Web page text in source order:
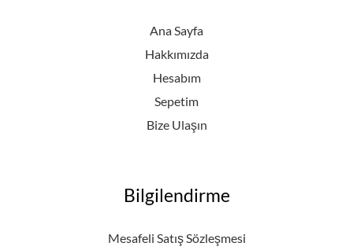
Ana Sayfa
Hakkımızda
Hesabım
Sepetim
Bize Ulaşın
Bilgilendirme
Mesafeli Satış Sözleşmesi